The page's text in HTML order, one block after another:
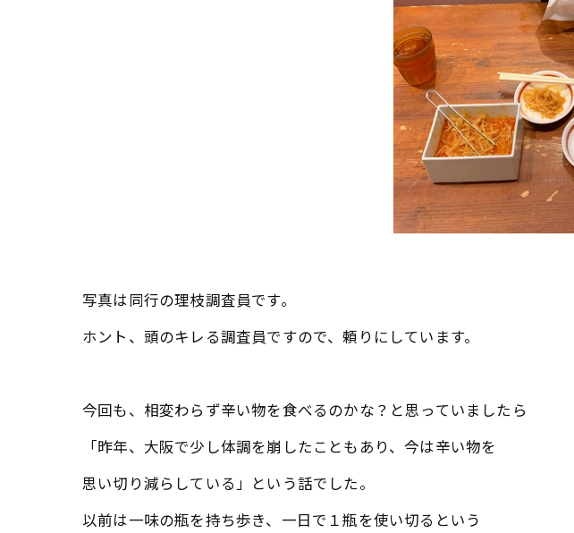
写真は同行の理枝調査員です。
ホント、頭のキレる調査員ですので、頼りにしています。
今回も、相変わらず辛い物を食べるのかな？と思っていましたら
「昨年、大阪で少し体調を崩したこともあり、今は辛い物を
思い切り減らしている」という話でした。
以前は一味の瓶を持ち歩き、一日で１瓶を使い切るという